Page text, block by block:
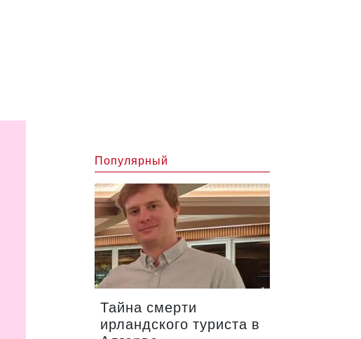
Популярный
Тайна смерти
ирландского туриста в